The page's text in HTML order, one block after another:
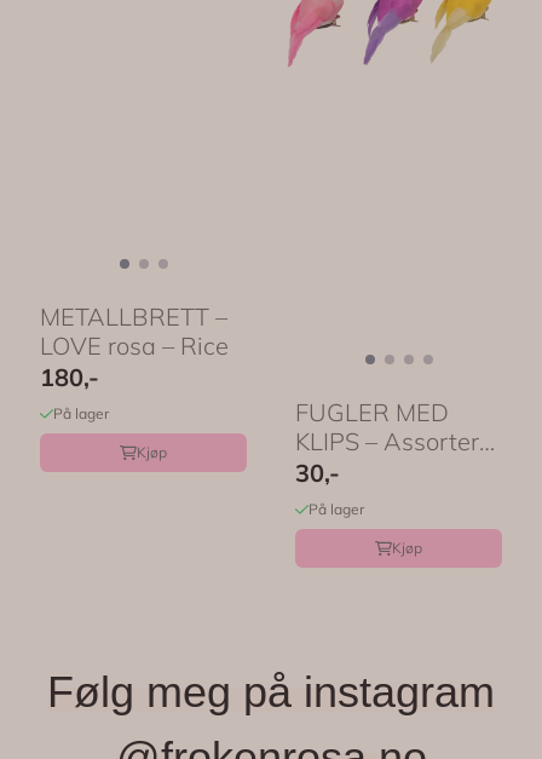
METALLBRETT –
LOVE rosa – Rice
180,-
På lager
Kjøp
FUGLER MED
KLIPS – Assorterte
farger – Rice
30,-
På lager
Kjøp
Følg meg på instagram